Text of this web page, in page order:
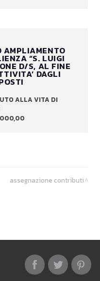
AMPLIAMENTO
“S. LUIGI
D/S, AL FINE
DAGLI
ALLA VITA DI
assegnazione contributi